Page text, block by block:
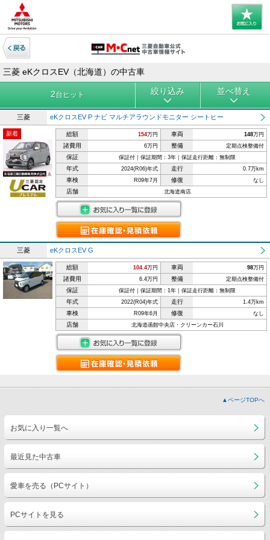
三菱 eKクロスEV（北海道）の中古車
2台ヒット 絞り込み 並べ替え
三菱 eKクロスEV P ナビ マルチアラウンドモニター シートヒー
新着 総額 154万円 車両 148万円
諸費用 6万円 整備 定期点検整備付
保証 保証付｜保証期間：3年｜保証走行距離：無制限
年式 2024(R06)年式 走行 0.7万km
車検 R09年7月 修復 なし
店舗 北海道南店
三菱 eKクロスEV G
総額 104.4万円 車両 98万円
諸費用 6.4万円 整備 定期点検整備付
保証 保証付｜保証期間：1年｜保証走行距離：無制限
年式 2022(R04)年式 走行 1.4万km
車検 R09年6月 修復 なし
店舗 北海道函館中央店・クリーンカー石川
▲ページTOPへ
お気に入り一覧へ
最近見た中古車
愛車を売る（PCサイト）
PCサイトを見る